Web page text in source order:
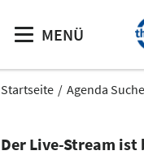
MENÜ
Startseite Agenda Suche
Der Live-Stream ist